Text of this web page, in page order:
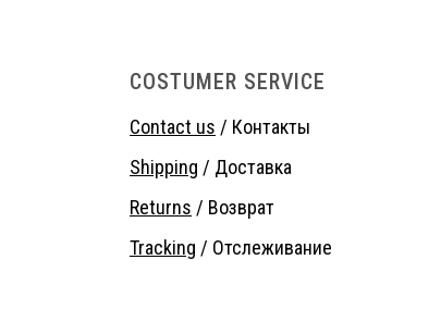
COSTUMER SERVICE
Contact us / Контакты
Shipping / Доставка
Returns / Возврат
Tracking / Отслеживание